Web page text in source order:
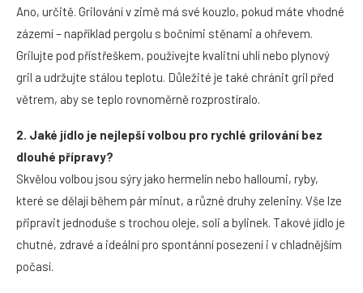
Ano, určitě. Grilování v zimě má své kouzlo, pokud máte vhodné
zázemí – například pergolu s bočními stěnami a ohřevem.
Grilujte pod přístřeškem, používejte kvalitní uhlí nebo plynový
gril a udržujte stálou teplotu. Důležité je také chránit gril před
větrem, aby se teplo rovnoměrně rozprostíralo.
2. Jaké jídlo je nejlepší volbou pro rychlé grilování bez
dlouhé přípravy?
Skvělou volbou jsou sýry jako hermelín nebo halloumi, ryby,
které se dělají během pár minut, a různé druhy zeleniny. Vše lze
připravit jednoduše s trochou oleje, soli a bylinek. Takové jídlo je
chutné, zdravé a ideální pro spontánní posezení i v chladnějším
počasí.